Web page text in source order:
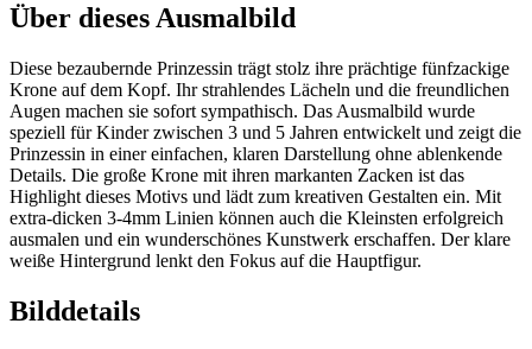
Über dieses Ausmalbild
Diese bezaubernde Prinzessin trägt stolz ihre prächtige fünfzackige
Krone auf dem Kopf. Ihr strahlendes Lächeln und die freundlichen
Augen machen sie sofort sympathisch. Das Ausmalbild wurde
speziell für Kinder zwischen 3 und 5 Jahren entwickelt und zeigt die
Prinzessin in einer einfachen, klaren Darstellung ohne ablenkende
Details. Die große Krone mit ihren markanten Zacken ist das
Highlight dieses Motivs und lädt zum kreativen Gestalten ein. Mit
extra-dicken 3-4mm Linien können auch die Kleinsten erfolgreich
ausmalen und ein wunderschönes Kunstwerk erschaffen. Der klare
weiße Hintergrund lenkt den Fokus auf die Hauptfigur.
Bilddetails